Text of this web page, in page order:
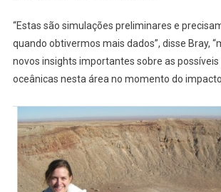
“Estas são simulações preliminares e
quando obtivermos mais dados”, disse Bray,
novos insights importantes sobre as
oceânicas nesta área no momento do